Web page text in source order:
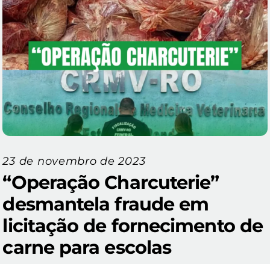
23 de novembro de 2023
“Operação Charcuterie”
desmantela fraude em
licitação de fornecimento de
carne para escolas